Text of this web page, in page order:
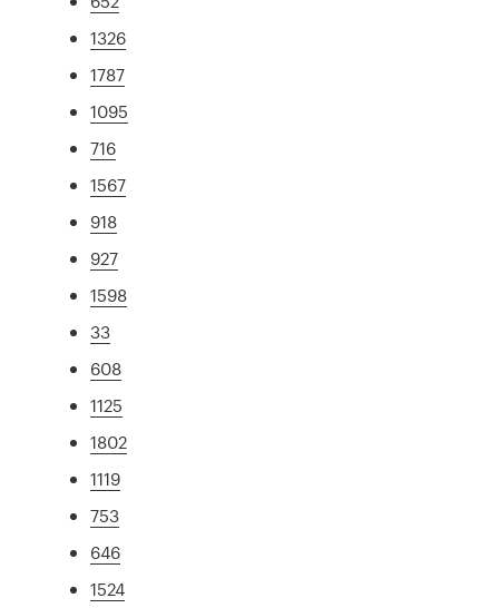
1326
1787
1095
716
1567
918
927
1598
33
608
1125
1802
1119
753
646
1524